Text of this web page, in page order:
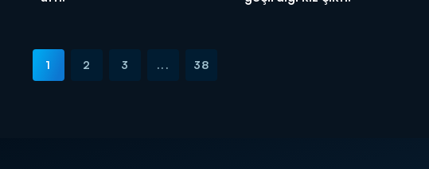
1 2 3 ... 38